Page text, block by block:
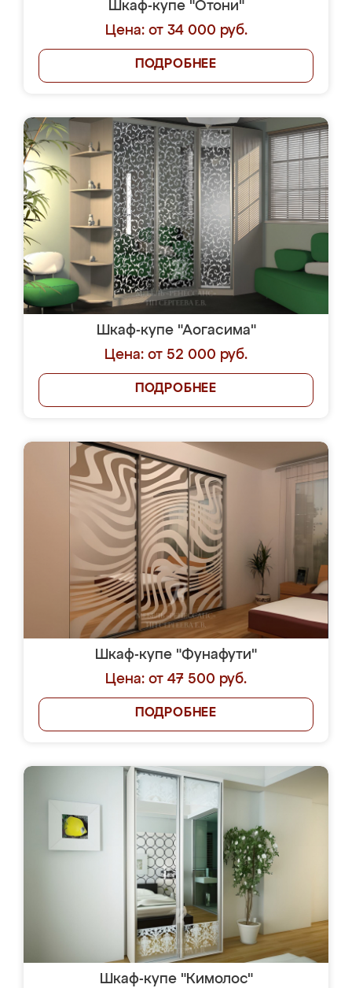
Шкаф-купе "Отони"
Цена: от 34 000 руб.
ПОДРОБНЕЕ
Шкаф-купе "Аогасима"
Цена: от 52 000 руб.
ПОДРОБНЕЕ
Шкаф-купе "Фунафути"
Цена: от 47 500 руб.
ПОДРОБНЕЕ
Шкаф-купе "Кимолос"